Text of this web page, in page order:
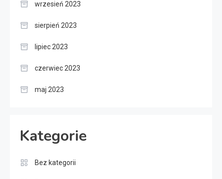
wrzesień 2023
sierpień 2023
lipiec 2023
czerwiec 2023
maj 2023
Kategorie
Bez kategorii